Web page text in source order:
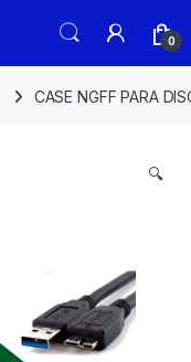
0
CASE NGFF PARA
🔍